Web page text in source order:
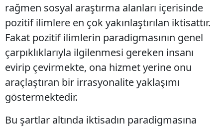
rağmen sosyal araştırma alanları içerisinde
pozitif ilimlere en çok yakınlaştırılan iktisattır.
Fakat pozitif ilimlerin paradigmasının genel
çarpıklıklarıyla ilgilenmesi gereken insanı
evirip çevirmekte, ona hizmet yerine onu
araçlaştıran bir irrasyonalite yaklaşımı
göstermektedir.
Bu şartlar altında iktisadın paradigmasına